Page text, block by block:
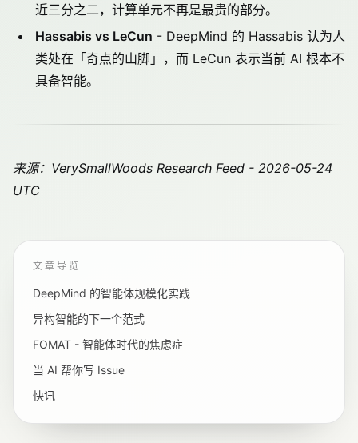
近三分之二，计算单元不再是最贵的部分。
Hassabis vs LeCun - DeepMind 的 Hassabis 认为人
类处在「奇点的山脚」，而 LeCun 表示当前 AI 根本不
具备智能。
来源：VerySmallWoods Research Feed - 2026-05-24
UTC
文章导览
DeepMind 的智能体规模化实践
异构智能的下一个范式
FOMAT - 智能体时代的焦虑症
当 AI 帮你写 Issue
快讯